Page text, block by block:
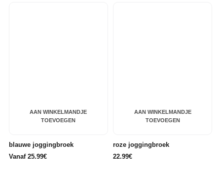
AAN WINKELMANDJE
TOEVOEGEN
blauwe joggingbroek
Vanaf 25.99€
AAN WINKELMANDJE
TOEVOEGEN
roze joggingbroek
22.99€